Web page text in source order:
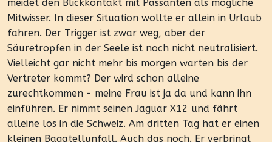
meidet den Blickkontakt mit Passanten als mögliche
Mitwisser. In dieser Situation wollte er allein in Urlaub
fahren. Der Trigger ist zwar weg, aber der
Säuretropfen in der Seele ist noch nicht neutralisiert.
Vielleicht gar nicht mehr bis morgen warten bis der
Vertreter kommt? Der wird schon alleine
zurechtkommen - meine Frau ist ja da und kann ihn
einführen. Er nimmt seinen Jaguar X12 und fährt
alleine los in die Schweiz. Am dritten Tag hat er einen
kleinen Bagatellunfall. Auch das noch. Er verbringt